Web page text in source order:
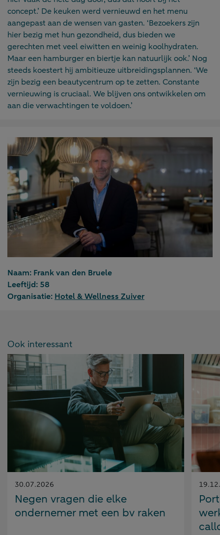
concept.’ De keuken werd vernieuwd en het menu
aangepast aan de wensen van gasten. ‘Bezoekers zijn
hier bezig met hun gezondheid, dus bieden we
gerechten met veel eiwitten en weinig koolhydraten.
Maar een hamburger en biertje kan natuurlijk ook.’ Nog
steeds koestert hij ambitieuze uitbreidingsplannen. ‘We
zijn bezig een beautycentrum op te zetten. Constante
vernieuwing is cruciaal. We blijven ons ontwikkelen om
aan die verwachtingen te voldoen.’
Naam: Frank van den Bruele
Leeftijd: 58
Organisatie: Hotel & Wellness Zuiver
Ook interessant
Gepubliceerd
op:
30.07.2026
Negen vragen die elke
ondernemer met een bv raken
op: